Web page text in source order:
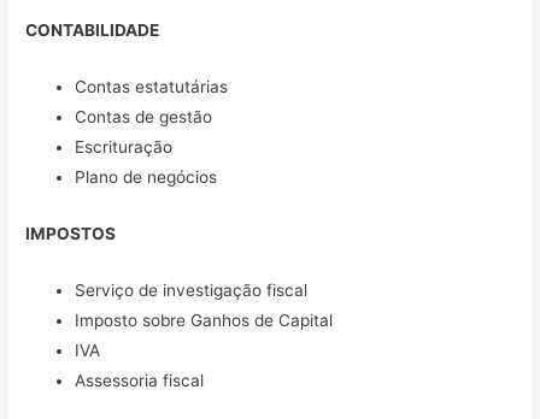
CONTABILIDADE
Contas estatutárias
Contas de gestão
Escrituração
Plano de negócios
IMPOSTOS
Serviço de investigação fiscal
Imposto sobre Ganhos de Capital
IVA
Assessoria fiscal